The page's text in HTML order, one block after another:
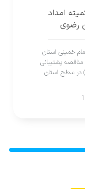
امداد
رضوی
خمینی استان
پشتیبانی
در سطح استان